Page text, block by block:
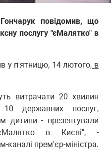
повідомив, що
послугу "єМалятко" в
у п'ятницю, 14 лютого, в
витрачати 20 хвилин
державних послуг,
дитини - презентували
в Києві", -
каналі прем'єр-міністра.